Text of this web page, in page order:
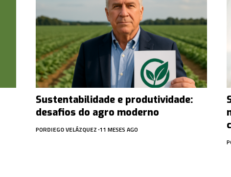
Sustentabilidade e produtividade:
desafios do agro moderno
PORDIEGO VELÁZQUEZ 11 MESES AGO